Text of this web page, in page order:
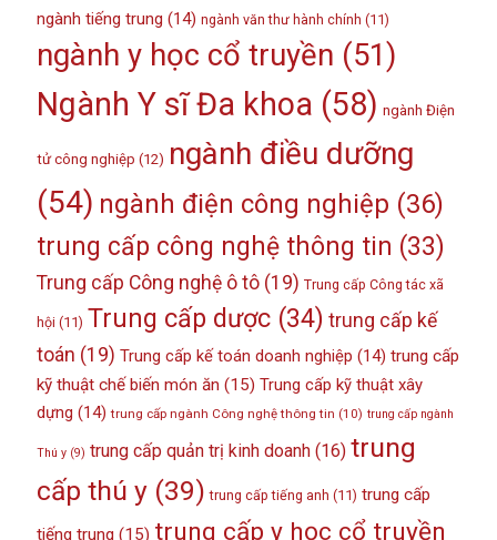
ngành tiếng trung (14) ngành văn thư hành chính (11)
ngành y học cổ truyền (51)
Ngành Y sĩ Đa khoa (58) ngành Điện
tử công nghiệp (12) ngành điều dưỡng
(54) ngành điện công nghiệp (36)
trung cấp công nghệ thông tin (33)
Trung cấp Công nghệ ô tô(19) Trung cấp Công tác xã
hội (11) Trung cấp dược(34) trung cấp kế
toán (19) Trung cấp kế toán doanh nghiệp (14) trung cấp
kỹ thuật chế biến món ăn (15) Trung cấp kỹ thuật xây
dựng (14) trung cấp ngành Công nghệ thông tin (10) trung cấp ngành
Thú y(9) trung cấp quản trị kinh doanh(16) trung
cấp thú y(39) trung cấp tiếng anh (11) trung cấp
tiếng trung (15) trung cấp y học cổ truyền